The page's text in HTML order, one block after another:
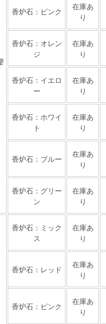
香炉石：ピンク
在庫あ
り
香炉石：オレン
ジ
在庫あ
り
香炉石：イエロ
ー
在庫あ
り
香炉石：ホワイ
ト
在庫あ
り
香炉石：ブルー
在庫あ
り
香炉石：グリー
ン
在庫あ
り
香炉石：ミック
ス
在庫あ
り
香炉石：レッド
在庫あ
り
香炉石：ピンク
在庫あ
り